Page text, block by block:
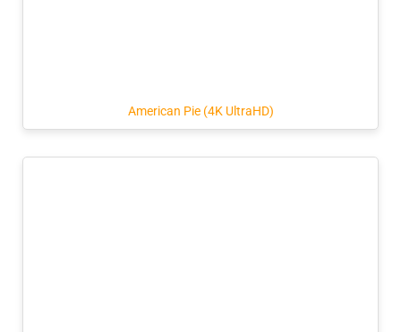
American Pie (4K UltraHD)